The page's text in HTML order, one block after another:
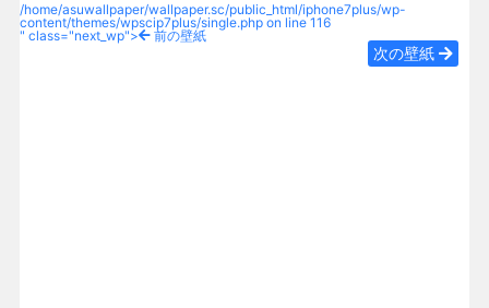
/home/asuwallpaper/wallpaper.sc/public_html/iphone7plus/wp-
content/themes/wpscip7plus/single.php on line116
" class="next_wp">
前の壁紙
次の壁紙